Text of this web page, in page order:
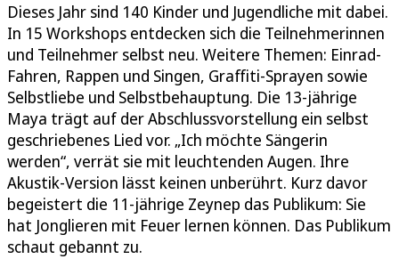
Dieses Jahr sind 140 Kinder und Jugendliche mit dabei.
In 15 Workshops entdecken sich die Teilnehmerinnen
und Teilnehmer selbst neu. Weitere Themen: Einrad-
Fahren, Rappen und Singen, Graffiti-Sprayen sowie
Selbstliebe und Selbstbehauptung. Die 13-jährige
Maya trägt auf der Abschlussvorstellung ein selbst
geschriebenes Lied vor. „Ich möchte Sängerin
werden“, verrät sie mit leuchtenden Augen. Ihre
Akustik-Version lässt keinen unberührt. Kurz davor
begeistert die 11-jährige Zeynep das Publikum: Sie
hat Jonglieren mit Feuer lernen können. Das Publikum
schaut gebannt zu.